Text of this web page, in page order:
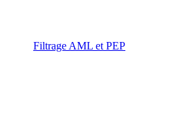
Filtrage AML et PEP